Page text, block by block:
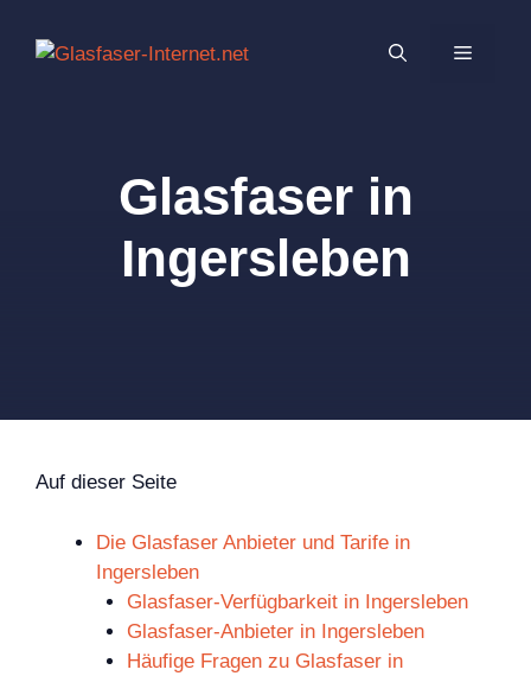
Inhalt
MENÜ
Glasfaser in
Ingersleben
Auf dieser Seite
Die Glasfaser Anbieter und Tarife in
Ingersleben
Glasfaser-Verfügbarkeit in Ingersleben
Glasfaser-Anbieter in Ingersleben
Häufige Fragen zu Glasfaser in